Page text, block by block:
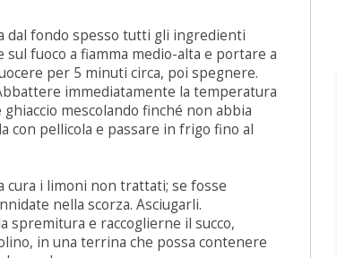
dal fondo spesso tutti gli ingredienti
fuoco a fiamma medio-alta e portare a
per 5 minuti circa, poi spegnere.
immediatamente la temperatura
mescolando finché non abbia
con pellicola e passare in frigo fino al
cura i limoni non trattati; se fosse
nella scorza. Asciugarli.
spremitura e raccoglierne il succo,
in una terrina che possa contenere